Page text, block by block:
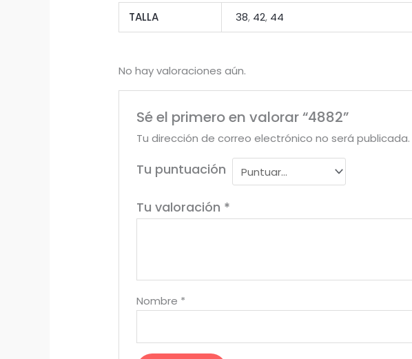
TALLA 38, 42, 44
No hay valoraciones aún.
Sé el primero en valorar “4882”
Tu dirección de correo electrónico no será publicada.
Tu puntuación
Tu valoración *
Nombre *